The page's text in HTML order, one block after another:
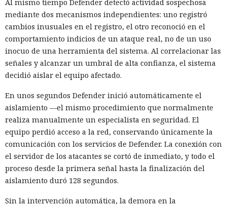
Al mismo tiempo Defender detectó actividad sospechosa
mediante dos mecanismos independientes: uno registró
cambios inusuales en el registro, el otro reconoció en el
comportamiento indicios de un ataque real, no de un uso
inocuo de una herramienta del sistema. Al correlacionar las
señales y alcanzar un umbral de alta confianza, el sistema
decidió aislar el equipo afectado.
En unos segundos Defender inició automáticamente el
aislamiento —el mismo procedimiento que normalmente
realiza manualmente un especialista en seguridad. El
equipo perdió acceso a la red, conservando únicamente la
comunicación con los servicios de Defender. La conexión con
el servidor de los atacantes se cortó de inmediato, y todo el
proceso desde la primera señal hasta la finalización del
aislamiento duró 128 segundos.
Sin la intervención automática, la demora en la